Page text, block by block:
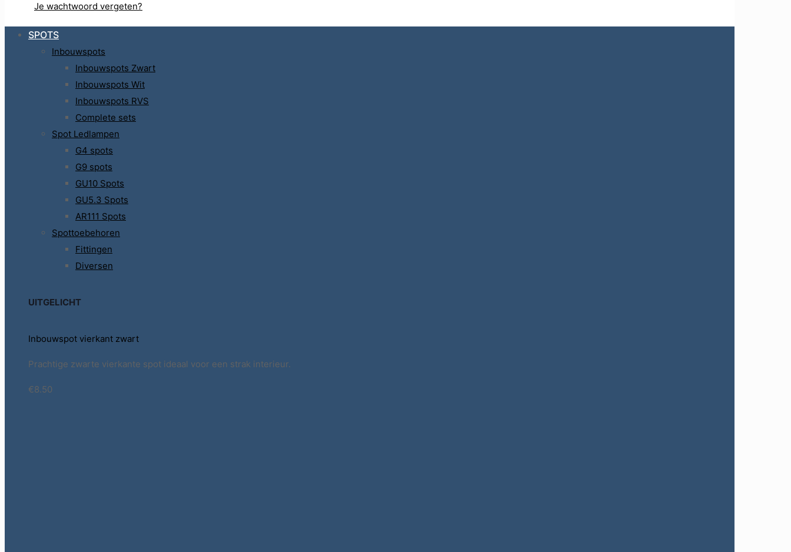
Je wachtwoord vergeten?
SPOTS
Inbouwspots
Inbouwspots Zwart
Inbouwspots Wit
Inbouwspots RVS
Complete sets
Spot Ledlampen
G4 spots
G9 spots
GU10 Spots
GU5.3 Spots
AR111 Spots
Spottoebehoren
Fittingen
Diversen
UITGELICHT
Inbouwspot vierkant zwart
Prachtige zwarte vierkante spot ideaal voor een strak interieur.
€8.50